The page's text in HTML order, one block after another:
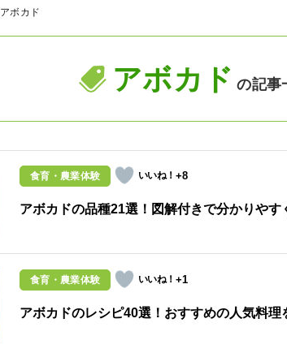
アボカド
アボカド の記事
食育・農業体験 +8
アボカドの品種21選！図解付きで分かりやす
食育・農業体験 +1
アボカドのレシピ40選！おすすめの人気料理